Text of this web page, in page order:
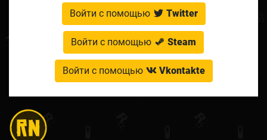
Войти с помощью Twitter
Войти с помощью Steam
Войти с помощью Vkontakte